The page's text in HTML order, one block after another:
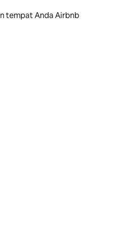
tempat Anda Airbnb